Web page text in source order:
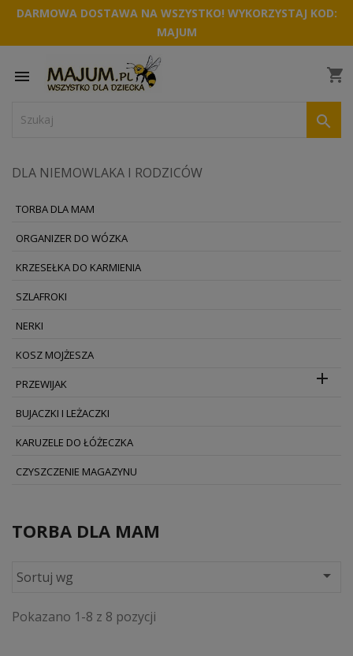
DARMOWA DOSTAWA NA WSZYSTKO! WYKORZYSTAJ KOD:
MAJUM
 shopping_cart

DLA NIEMOWLAKA I RODZICÓW
TORBA DLA MAM
ORGANIZER DO WÓZKA
KRZESEŁKA DO KARMIENIA
SZLAFROKI
NERKI
KOSZ MOJŻESZA
PRZEWIJAK 
BUJACZKI I LEŻACZKI
KARUZELE DO ŁÓŻECZKA
CZYSZCZENIE MAGAZYNU
TORBA DLA MAM
Sortuj wg 
Pokazano 1-8 z 8 pozycji